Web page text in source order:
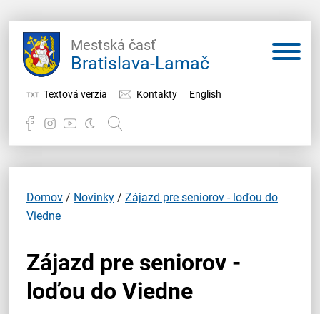
Mestská časť
Bratislava-Lamač
Textová verzia Kontakty English
Samospráva
Miestny úrad
O Lamači
Domov / Novinky / Zájazd pre seniorov - loďou do
Viedne
Zájazd pre seniorov -
loďou do Viedne